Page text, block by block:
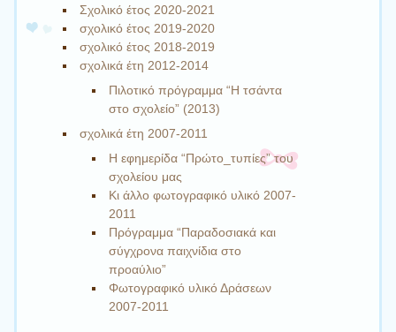
Σχολικό έτος 2020-2021
σχολικό έτος 2019-2020
σχολικό έτος 2018-2019
σχολικά έτη 2012-2014
Πιλοτικό πρόγραμμα “Η τσάντα
στο σχολείο” (2013)
σχολικά έτη 2007-2011
Η εφημερίδα “Πρώτο_τυπίες” του
σχολείου μας
Κι άλλο φωτογραφικό υλικό 2007-
2011
Πρόγραμμα “Παραδοσιακά και
σύγχρονα παιχνίδια στο
προαύλιο”
Φωτογραφικό υλικό Δράσεων
2007-2011